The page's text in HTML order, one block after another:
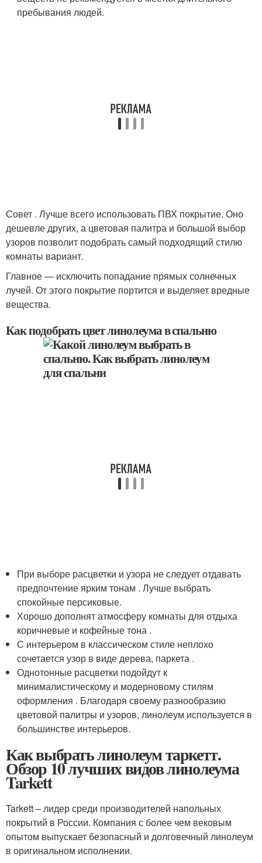
пребывания людей.
Совет . Лучше всего использовать ПВХ покрытие. Оно
дешевле других, а цветовая палитра и большой выбор
узоров позволит подобрать самый подходящий стилю
комнаты вариант.
Главное — исключить попадание прямых солнечных
лучей. От этого покрытие портится и выделяет вредные
вещества.
Как подобрать цвет линолеума в спальню
При выборе расцветки и узора не следует отдавать
предпочтение ярким тонам . Лучше выбрать
спокойные персиковые.
Хорошо дополнят атмосферу комнаты для отдыха
коричневые и кофейные тона .
С интерьером в классическом стиле неплохо
сочетается узор в виде дерева, паркета .
Однотонные расцветки подойдут к
минималистическому и модерновому стилям
оформления . Благодаря своему разнообразию
цветовой палитры и узоров, линолеум используется в
большинстве интерьеров.
Как выбрать линолеум таркетт.
Обзор 10 лучших видов линолеума
Tarkett
Tarkett – лидер среди производителей напольных
покрытий в России. Компания с более чем вековым
опытом выпускает безопасный и долговечный линолеум
в оригинальном исполнении.